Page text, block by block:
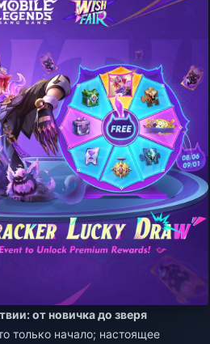
от новичка до зверя
только начало; настоящее